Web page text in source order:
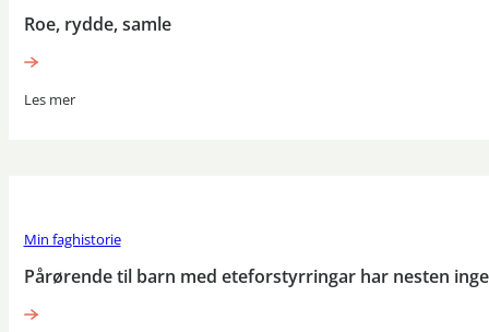
Roe, rydde, samle
Les mer
Min faghistorie
Pårørende til barn med eteforstyrringar har nesten